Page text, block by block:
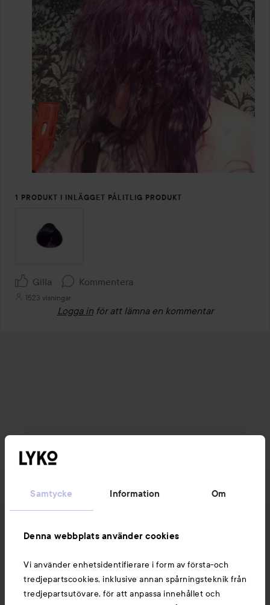
Samtycke Information Om
Denna webbplats använder cookies
Vi använder enhetsidentifierare i form av första-och
tredjepartscookies, inklusive annan spårningsteknik från
tredjepartsutövare, för att anpassa innehållet och
1 PRODUKT I INLÄGGET PÅLITLIG PRODUKT
Gilla Kommentera
1523 visningar
Logga in för att lämna en kommentar
Kundservice
Information